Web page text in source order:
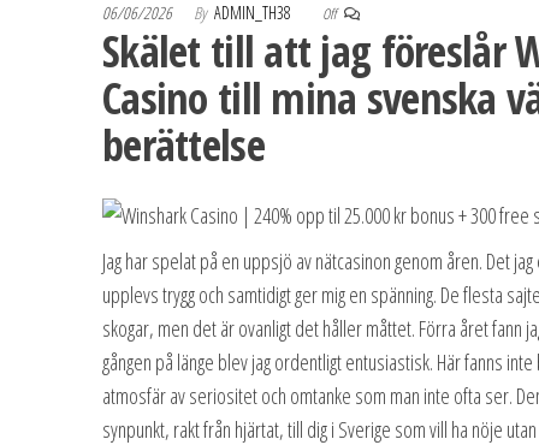
06/06/2026 By ADMIN_TH38 Off
Skälet till att jag föreslår
Casino till mina svenska
berättelse
Jag har spelat på en uppsjö av nätcasinon genom åren. Det
upplevs trygg och samtidigt ger mig en spänning. De flesta
skogar, men det är ovanligt det håller måttet. Förra året fann
gången på länge blev jag ordentligt entusiastisk. Här fanns
atmosfär av seriositet och omtanke som man inte ofta ser.
synpunkt, rakt från hjärtat, till dig i Sverige som vill ha nöje